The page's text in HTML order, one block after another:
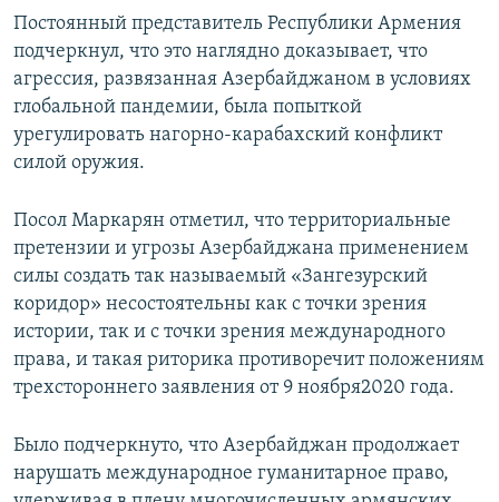
Постоянный представитель Республики Армения
подчеркнул, что это наглядно доказывает, что
агрессия, развязанная Азербайджаном в условиях
глобальной пандемии, была попыткой
урегулировать нагорно-карабахский конфликт
силой оружия.
Посол Маркарян отметил, что территориальные
претензии и угрозы Азербайджана применением
силы создать так называемый «Зангезурский
коридор» несостоятельны как с точки зрения
истории, так и с точки зрения международного
права, и такая риторика противоречит положениям
трехстороннего заявления от 9 ноября2020 года.
Было подчеркнуто, что Азербайджан продолжает
нарушать международное гуманитарное право,